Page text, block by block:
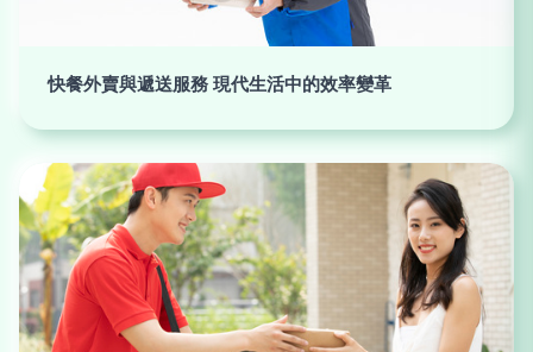
快餐外賣與遞送服務 現代生活中的效率變革